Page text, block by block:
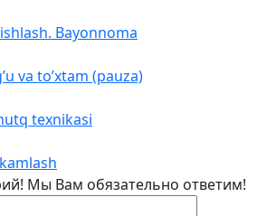
Bayonnoma
va to’xtam (pauza)
texnikasi
Мы Вам обязательно ответим!